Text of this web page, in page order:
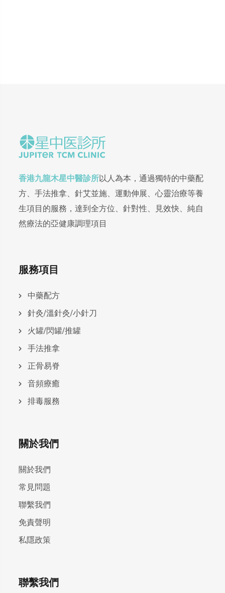
香港九龍木星中醫診所以人為本，通過獨特的中藥配
方、手法推拿、針艾並施、運動伸展、心靈治療等養
生項目的服務，達到全方位、針對性、見效快、純自
然療法的亞健康調理項目
服務項目
中藥配方
針灸/溫針灸/小針刀
火罐/閃罐/推罐
手法推拿
正骨易脊
⾳頻療癒
排毒服務
關於我們
關於我們
常見問題
聯繫我們
免責聲明
私隱政策
聯繫我們